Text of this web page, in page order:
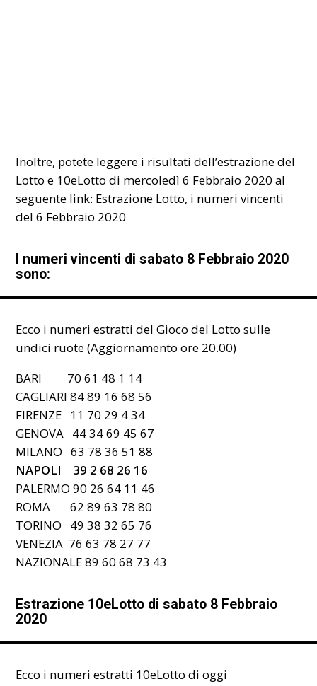
Inoltre, potete leggere i risultati dell’estrazione del
Lotto e 10eLotto di mercoledì 6 Febbraio 2020 al
seguente link: Estrazione Lotto, i numeri vincenti
del 6 Febbraio 2020
I numeri vincenti di sabato 8 Febbraio 2020
sono:
Ecco i numeri estratti del Gioco del Lotto sulle
undici ruote (Aggiornamento ore 20.00)
BARI 70 61 48 1 14
CAGLIARI 84 89 16 68 56
FIRENZE 11 70 29 4 34
GENOVA 44 34 69 45 67
MILANO 63 78 36 51 88
NAPOLI 39 2 68 26 16
PALERMO 90 26 64 11 46
ROMA 62 89 63 78 80
TORINO 49 38 32 65 76
VENEZIA 76 63 78 27 77
NAZIONALE 89 60 68 73 43
Estrazione 10eLotto di sabato 8 Febbraio
2020
Ecco i numeri estratti 10eLotto di oggi